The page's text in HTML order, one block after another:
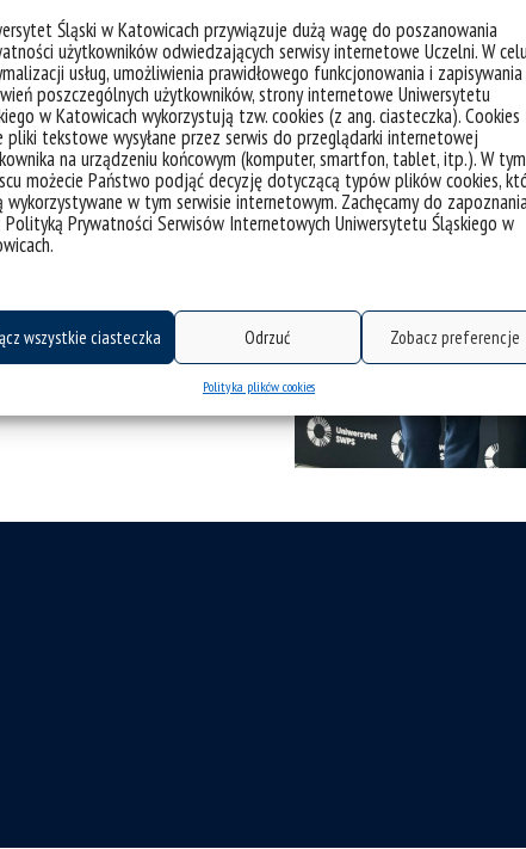
Śląski w Katowicach przywiązuje dużą wagę do poszanowania
użytkowników odwiedzających serwisy internetowe Uczelni. W
usług, umożliwienia prawidłowego funkcjonowania i zapisywania
poszczególnych użytkowników, strony internetowe Uniwersytetu
w Katowicach wykorzystują tzw. cookies (z ang. ciasteczka).
pliki tekstowe wysyłane przez serwis do przeglądarki internetowej
na urządzeniu końcowym (komputer, smartfon, tablet, itp.). W tym
możecie Państwo podjąć decyzję dotyczącą typów plików cookies,
wykorzystywane w tym serwisie internetowym. Zachęcamy do
Polityką Prywatności Serwisów Internetowych Uniwersytetu Śląskiego w
wszystkie ciasteczka Odrzuć Zobacz preferencje
Polityka plików cookies
przez
wstępne wnioski z
Katowic, Sosnowca, Gliwic,
z Instytutem Socjologii
Śląskie.Lab.
badania dotyczące
Dominik Ziajka, student
rezultaty badań
samorządowych, które
Marmoli.